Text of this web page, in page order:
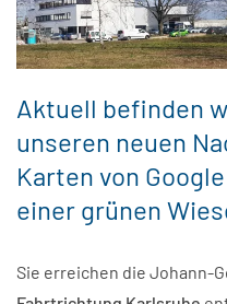
Aktuell befinden
unseren neuen
Karten von
einer grünen
Sie erreichen die Johann-